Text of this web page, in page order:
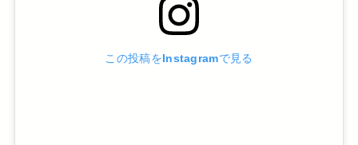
この投稿をInstagramで見る